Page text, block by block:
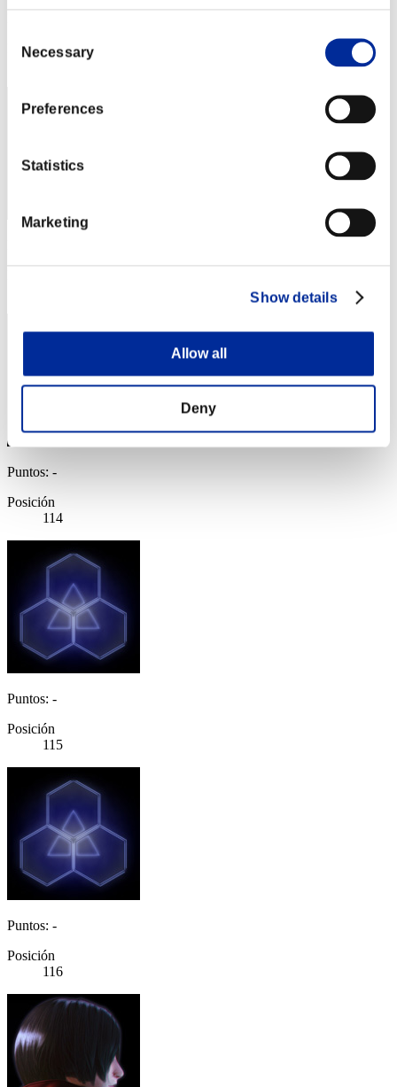
Selection
Necessary
Preferences
Statistics
Marketing
Show details
Allow all
Deny
Posición
Puntos: -
Posición
114
Puntos: -
Posición
115
Puntos: -
Posición
116